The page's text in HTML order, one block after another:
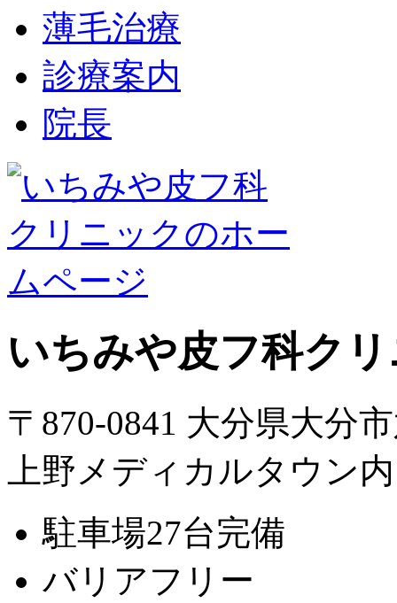
薄毛治療
診療案内
院長
いちみや皮フ科ク
〒870-0841 大分県大分
上野メディカルタウン内
駐車場27台完備
バリアフリー